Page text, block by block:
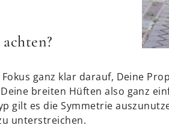
ganz klar darauf, Deine
breiten Hüften also ganz
gilt es die Symmetrie
unterstreichen.